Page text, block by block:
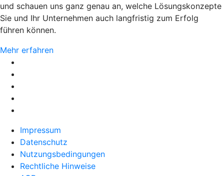
und schauen uns ganz genau an, welche Lösungskonzepte
Sie und Ihr Unternehmen auch langfristig zum Erfolg
führen können.
Mehr erfahren
Impressum
Datenschutz
Nutzungsbedingungen
Rechtliche Hinweise